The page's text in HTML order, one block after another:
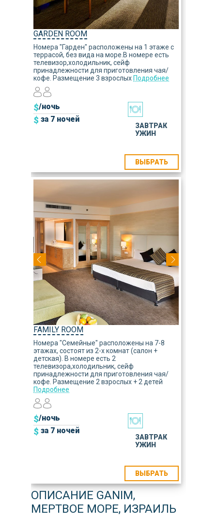
GARDEN ROOM
Номера "Гарден" расположены на 1 этаже с
террасой, без вида на море.В номере есть
телевизор,холодильник, сейф
принадлежности для приготовления чая/
кофе. Размещение 3 взрослых Подробнее
$/ночь
$ за 7 ночей
ЗАВТРАК
УЖИН
ВЫБРАТЬ
FAMILY ROOM
Номера "Семейные" расположены на 7-8
этажах, состоят из 2-х комнат (салон +
детская). В номере есть 2
телевизора,холодильник, сейф
принадлежности для приготовления чая/
кофе. Размещение 2 взрослых + 2 детей
Подробнее
$/ночь
$ за 7 ночей
ЗАВТРАК
УЖИН
ВЫБРАТЬ
ОПИСАНИЕ GANIM,
МЕРТВОЕ МОРЕ, ИЗРАИЛЬ